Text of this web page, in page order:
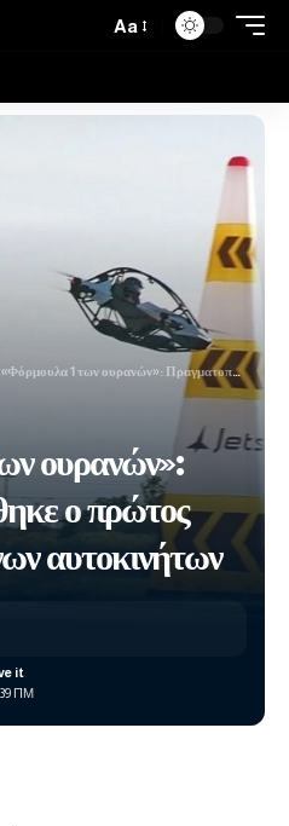
Aa
«Φόρμουλα 1 των ουρανών»: Πραγματοποιήθηκε ο πρώτος αγώνας ιπτάμενων αυτοκινήτων
ουρανών»:
ο πρώτος
αυτοκινήτων
ΠΜ